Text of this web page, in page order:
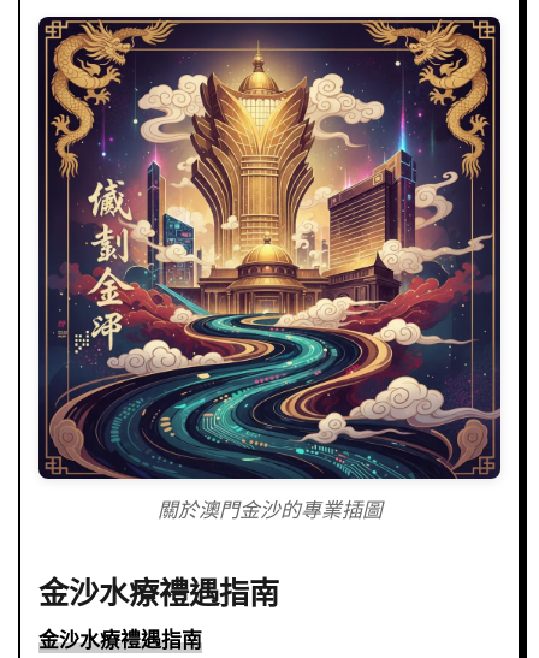
關於澳門金沙的專業插圖
金沙水療禮遇指南
金沙水療禮遇指南